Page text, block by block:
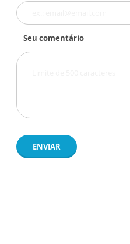
Seu comentário
ENVIAR